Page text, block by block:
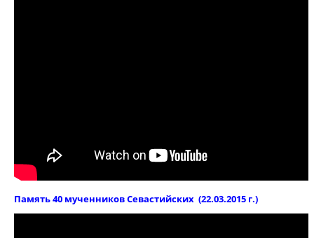
Память 40 мученников Севастийских (22.03.2015 г.)